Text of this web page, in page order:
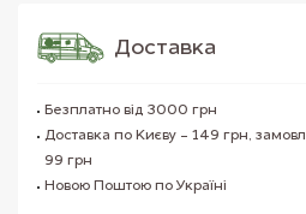
Доставка
Безплатно від 3000 грн
Доставка по Києву - 149 грн,
99 грн
Новою Поштою по Україні